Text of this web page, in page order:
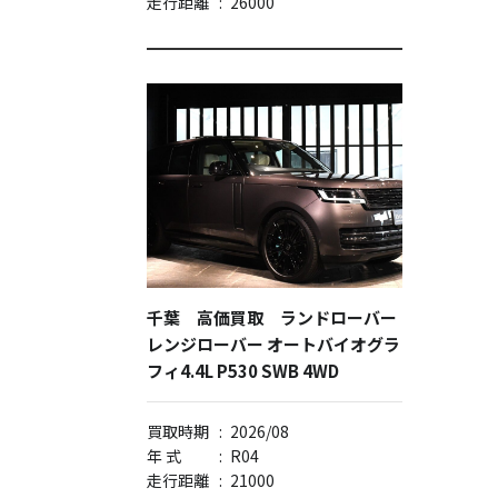
千葉 高価買取 ランドローバー
レンジローバー オートバイオグラ
フィ4.4L P530 SWB 4WD
買取時期 : 2026/08
年 式
: R04
走行距離 : 21000